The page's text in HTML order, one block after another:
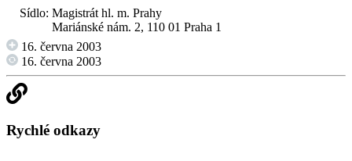
Sídlo: Magistrát hl. m. Prahy
Mariánské nám. 2, 110 01 Praha 1
16. června 2003
16. června 2003
Rychlé odkazy